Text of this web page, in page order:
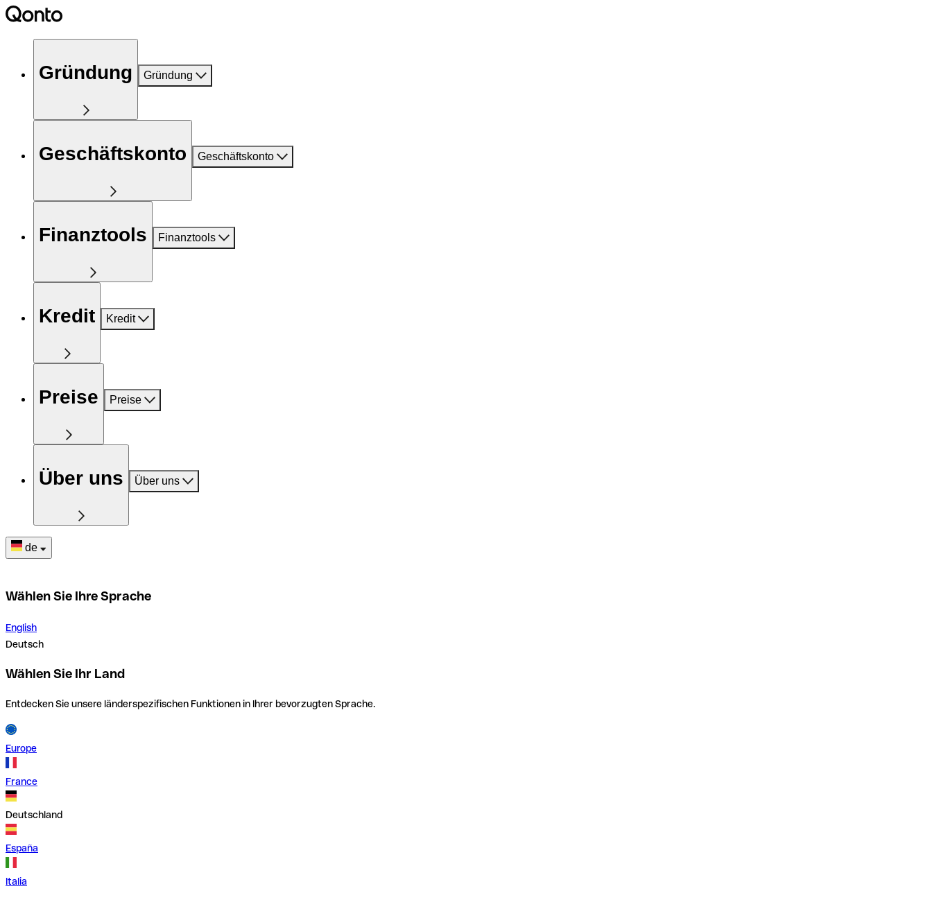
Gründung Gründung
Geschäftskonto Geschäftskonto
Finanztools Finanztools
Kredit Kredit
Preise Preise
Über uns Über uns
de
Wählen Sie Ihre Sprache
English
Deutsch
Wählen Sie Ihr Land
Entdecken Sie unsere länderspezifischen Funktionen in Ihrer bevorzugten Sprache.
Europe
France
Deutschland
España
Italia